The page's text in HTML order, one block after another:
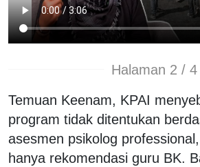
Halaman 2 / 4
Temuan Keenam, KPAI
program tidak ditentukan
asesmen psikolog
hanya rekomendasi guru BK.